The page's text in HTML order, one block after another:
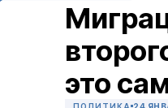
это